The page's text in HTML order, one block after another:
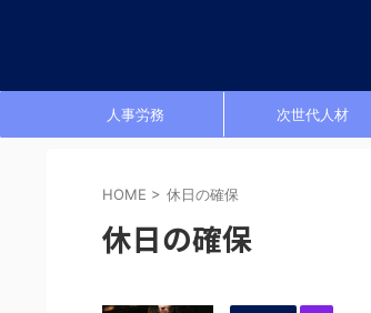
人事労務 次世代人材
HOME > 休日の確保
休日の確保